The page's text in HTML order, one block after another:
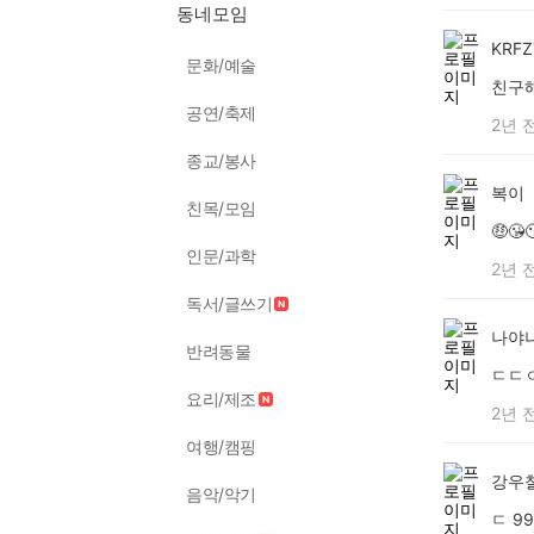
동네모임
문화/예술
공연/축제
종교/봉사
친목/모임
인문/과학
독서/글쓰기
반려동물
요리/제조
여행/캠핑
음악/악기
친구
2년
복이
2년
나야
ㄷㄷ
2년
강우
ㄷ